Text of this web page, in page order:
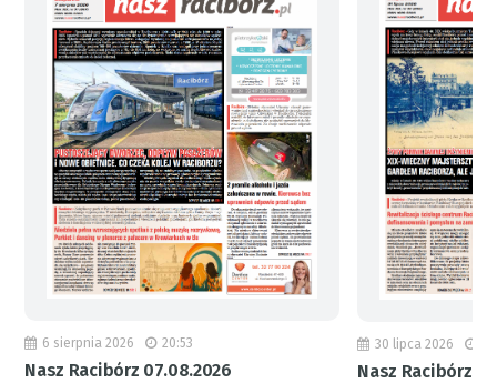
6 sierpnia 2026 20:53
Nasz Racibórz 07.08.2026
30 lipca 2026
Nasz Racibórz